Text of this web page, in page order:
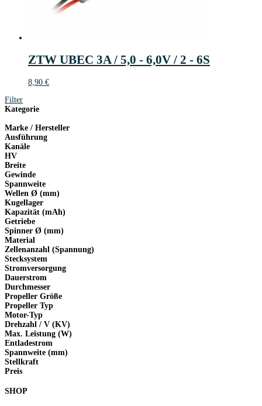
ZTW UBEC 3A / 5,0 - 6,0V / 2 - 6S
8,90 €
Filter
Kategorie
Marke / Hersteller
Ausführung
Kanäle
HV
Breite
Gewinde
Spannweite
Wellen Ø (mm)
Kugellager
Kapazität (mAh)
Getriebe
Spinner Ø (mm)
Material
Zellenanzahl (Spannung)
Stecksystem
Stromversorgung
Dauerstrom
Durchmesser
Propeller Größe
Propeller Typ
Motor-Typ
Drehzahl / V (KV)
Max. Leistung (W)
Entladestrom
Spannweite (mm)
Stellkraft
Preis
SHOP